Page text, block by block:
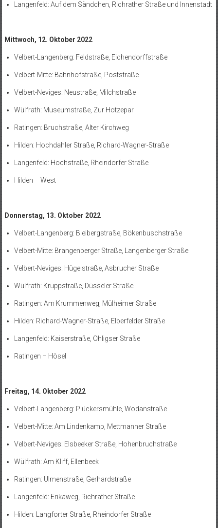
Langenfeld: Auf dem Sändchen, Richrather Straße und Innenstadt
Mittwoch, 12. Oktober 2022
Velbert-Langenberg: Feldstraße, Eichendorffstraße
Velbert-Mitte: Bahnhofstraße, Poststraße
Velbert-Neviges: Neustraße, Milchstraße
Wülfrath: Museumstraße, Zur Hotzepar
Ratingen: Bruchstraße, Alter Kirchweg
Hilden: Hochdahler Straße, Richard-Wagner-Straße
Langenfeld: Hochstraße, Rheindorfer Straße
Hilden – West
Donnerstag, 13. Oktober 2022
Velbert-Langenberg: Bleibergstraße, Bökenbuschstraße
Velbert-Mitte: Brangenberger Straße, Langenberger Straße
Velbert-Neviges: Hügelstraße, Asbrucher Straße
Wülfrath: Kruppstraße, Düsseler Straße
Ratingen: Am Krummenweg, Mülheimer Straße
Hilden: Richard-Wagner-Straße, Elberfelder Straße
Langenfeld: Kaiserstraße, Ohligser Straße
Ratingen – Hösel
Freitag, 14. Oktober 2022
Velbert-Langenberg: Plückersmühle, Wodanstraße
Velbert-Mitte: Am Lindenkamp, Mettmanner Straße
Velbert-Neviges: Elsbeeker Straße, Hohenbruchstraße
Wülfrath: Am Kliff, Ellenbeek
Ratingen: Ulmenstraße, Gerhardstraße
Langenfeld: Erikaweg, Richrather Straße
Hilden: Langforter Straße, Rheindorfer Straße